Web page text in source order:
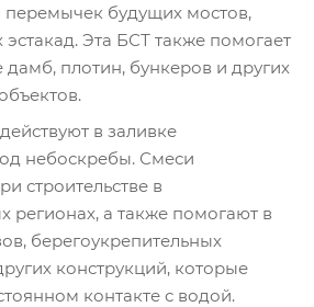
перемычек будущих мостов,
Эта БСТ также помогает
дамб, плотин, бункеров и других
в заливке
небоскребы. Смеси
строительстве в
регионах, а также помогают в
берегоукрепительных
конструкций, которые
контакте с водой.